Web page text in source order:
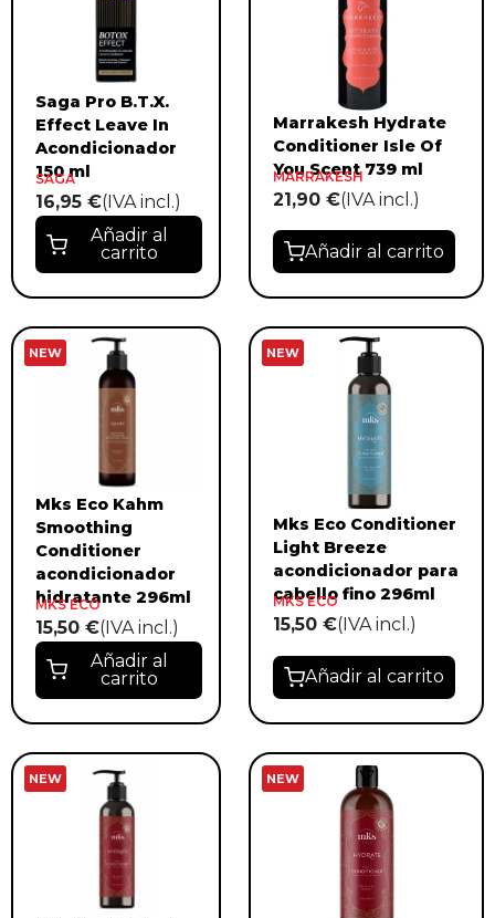
Saga Pro B.T.X.
Effect Leave In
Acondicionador
150 ml
SAGA
16,95 €(IVA incl.)
Añadir al
carrito
Marrakesh Hydrate
Conditioner Isle Of
You Scent 739 ml
MARRAKESH
21,90 €(IVA incl.)
Añadir al carrito
NEW
Mks Eco Kahm
Smoothing
Conditioner
acondicionador
hidratante 296ml
MKS ECO
15,50 €(IVA incl.)
Añadir al
carrito
NEW
Mks Eco Conditioner
Light Breeze
acondicionador para
cabello fino 296ml
MKS ECO
15,50 €(IVA incl.)
Añadir al carrito
NEW NEW